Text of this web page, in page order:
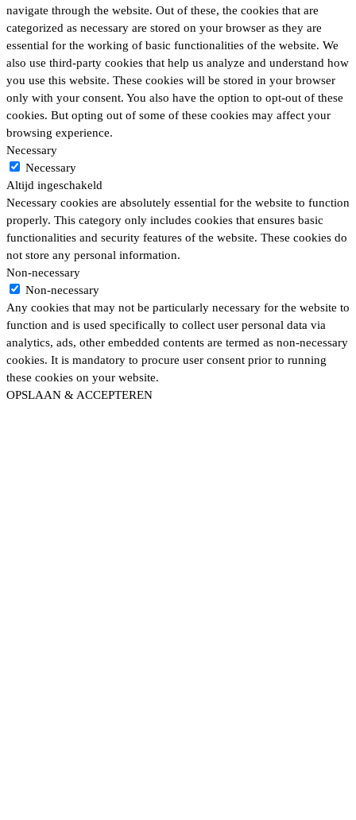
navigate through the website. Out of these, the cookies that are
categorized as necessary are stored on your browser as they are
essential for the working of basic functionalities of the website. We
also use third-party cookies that help us analyze and understand how
you use this website. These cookies will be stored in your browser
only with your consent. You also have the option to opt-out of these
cookies. But opting out of some of these cookies may affect your
browsing experience.
Necessary
Necessary
Altijd ingeschakeld
Necessary cookies are absolutely essential for the website to function
properly. This category only includes cookies that ensures basic
functionalities and security features of the website. These cookies do
not store any personal information.
Non-necessary
Non-necessary
Any cookies that may not be particularly necessary for the website to
function and is used specifically to collect user personal data via
analytics, ads, other embedded contents are termed as non-necessary
cookies. It is mandatory to procure user consent prior to running
these cookies on your website.
OPSLAAN & ACCEPTEREN